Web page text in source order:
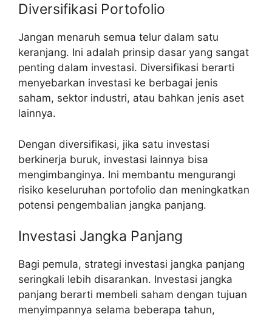
Diversifikasi Portofolio
Jangan menaruh semua telur dalam satu
keranjang. Ini adalah prinsip dasar yang sangat
penting dalam investasi. Diversifikasi berarti
menyebarkan investasi ke berbagai jenis
saham, sektor industri, atau bahkan jenis aset
lainnya.
Dengan diversifikasi, jika satu investasi
berkinerja buruk, investasi lainnya bisa
mengimbanginya. Ini membantu mengurangi
risiko keseluruhan portofolio dan meningkatkan
potensi pengembalian jangka panjang.
Investasi Jangka Panjang
Bagi pemula, strategi investasi jangka panjang
seringkali lebih disarankan. Investasi jangka
panjang berarti membeli saham dengan tujuan
menyimpannya selama beberapa tahun,